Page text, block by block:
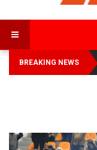
BREAKING NEWS